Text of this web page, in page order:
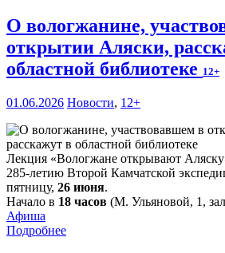
О вологжанине,
открытии Аляски,
областной библиотеке 12+
01.06.2026 Новости, 12+
Лекция «Вологжане открывают
285-летию Второй Камчатской
пятницу, 26 июня.
Начало в 18 часов (М. Ульяновой, 1,
Афиша
Подробнее